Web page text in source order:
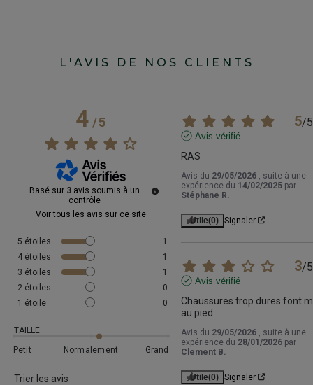
L'AVIS DE NOS CLIENTS
4/5
Basé sur 3 avis soumis à un
contrôle
Voir tous les avis sur ce site
5 étoiles
1
4 étoiles
1
3 étoiles
1
2 étoiles
0
1 étoile 0
TAILLE
Petit
Normalement Grand
Trier les avis
5/5
Avis vérifié
RAS
Avis du 29/05/2026 , suite à une
expérience du 14/02/2025 par
Stéphane R.
Utile(0) Signaler
3/5
Avis vérifié
Chaussures trop dures font
au pied.
Avis du 29/05/2026 , suite à une
expérience du 28/01/2026 par
Clement B.
Utile(0) Signaler